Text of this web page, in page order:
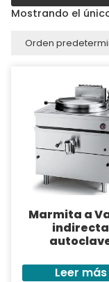
Mostrando el
Marmita a
indirecta
Leer más